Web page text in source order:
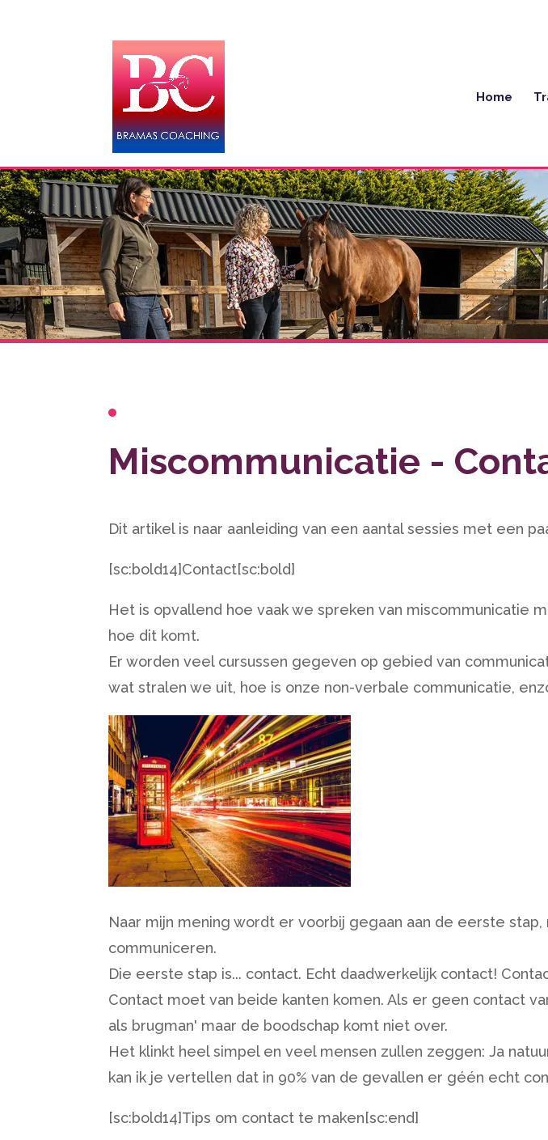
Home
Miscommunicatie -
Dit artikel is naar aanleiding van een aantal sessies met een
[sc:bold14]Contact[sc:bold]
Het is opvallend hoe vaak we spreken van miscommunicatie
hoe dit komt.
Er worden veel cursussen gegeven op gebied van
wat stralen we uit, hoe is onze non-verbale communicatie,
Naar mijn mening wordt er voorbij gegaan aan de eerste
communiceren.
Die eerste stap is... contact. Echt daadwerkelijk contact!
Contact moet van beide kanten komen. Als er geen contact
als brugman' maar de boodschap komt niet over.
Het klinkt heel simpel en veel mensen zullen zeggen: Ja
kan ik je vertellen dat in 90% van de gevallen er géén echt
[sc:bold14]Tips om contact te maken[sc:end]